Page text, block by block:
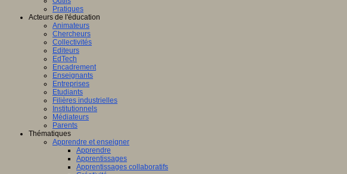
Pratiques
Acteurs de l'éducation
Animateurs
Chercheurs
Collectivités
Editeurs
EdTech
Encadrement
Enseignants
Entreprises
Etudiants
Filières industrielles
Institutionnels
Médiateurs
Parents
Thématiques
Apprendre et enseigner
Apprendre
Apprentissages
Apprentissages collaboratifs